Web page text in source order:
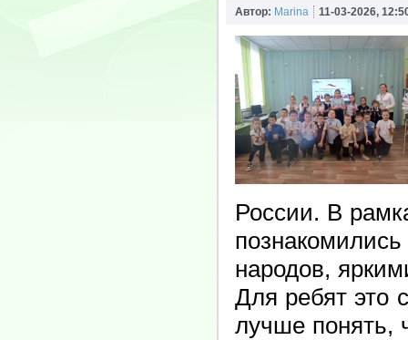
Автор: Marina 11-03-2026,
России. В
народов,
Для ребят это
лучше понять,